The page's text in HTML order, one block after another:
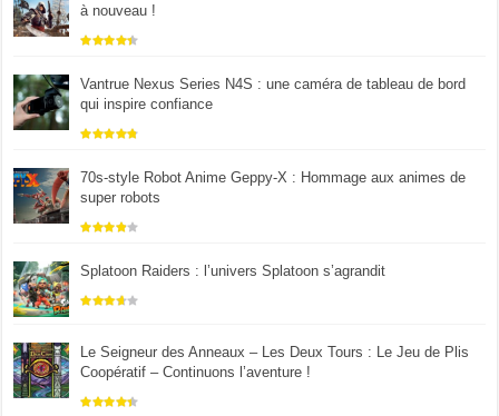
à nouveau !
Vantrue Nexus Series N4S : une caméra de tableau de bord
qui inspire confiance
70s-style Robot Anime Geppy-X : Hommage aux animes de
super robots
Splatoon Raiders : l’univers Splatoon s’agrandit
Le Seigneur des Anneaux – Les Deux Tours : Le Jeu de Plis
Coopératif – Continuons l’aventure !